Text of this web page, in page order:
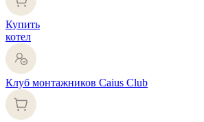
Купить
котел
Клуб монтажников Caius Club